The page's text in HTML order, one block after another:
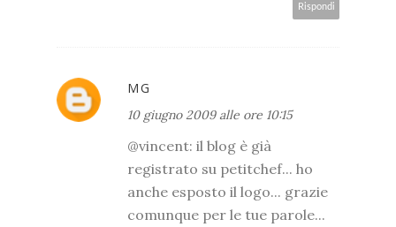
Rispondi
MG
10 giugno 2009 alle ore 10:15
@vincent: il blog è già
registrato su petitchef... ho
anche esposto il logo... grazie
comunque per le tue parole...